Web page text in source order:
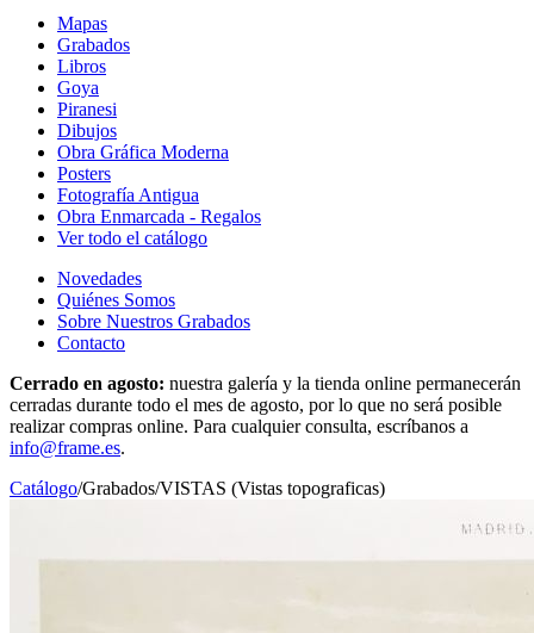
Mapas
Grabados
Libros
Goya
Piranesi
Dibujos
Obra Gráfica Moderna
Posters
Fotografía Antigua
Obra Enmarcada - Regalos
Ver todo el catálogo
Novedades
Quiénes Somos
Sobre Nuestros Grabados
Contacto
Cerrado en agosto: nuestra galería y la tienda online permanecerán
cerradas durante todo el mes de agosto, por lo que no será posible
realizar compras online. Para cualquier consulta, escríbanos a
info@frame.es.
Catálogo/Grabados/VISTAS (Vistas topograficas)